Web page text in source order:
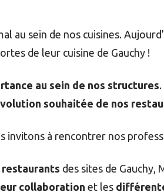
au sein de nos cuisines.
de leur cuisine de Gauchy !
au sein de nos structures
souhaitée de nos
à rencontrer nos
restaurants des sites de Gauchy,
collaboration et les